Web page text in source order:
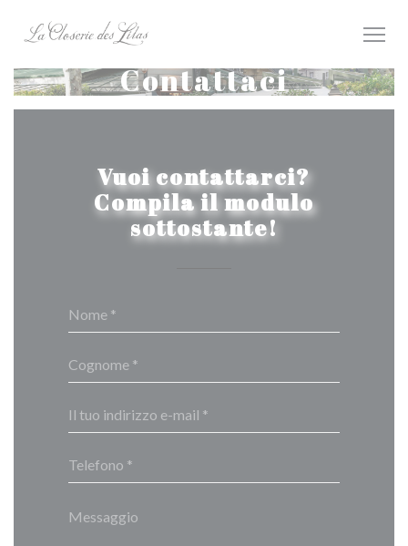
Contattaci
Vuoi contattarci?
Compila il modulo
sottostante!